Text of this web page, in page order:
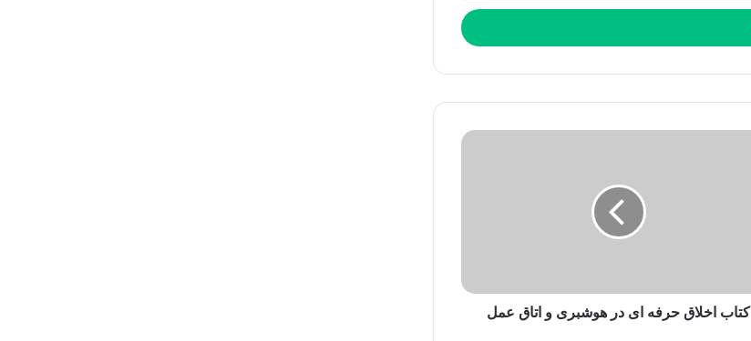
کتاب اخلاق حرفه ای در هوشبری و اتاق عمل